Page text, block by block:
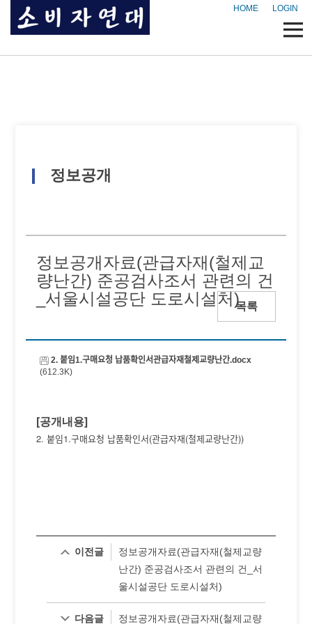
HOME LOGIN
정보공개
정보공개자료(관급자재(철제교
량난간) 준공검사조서 관련의 건
_서울시설공단 도로시설처)목록
2. 붙임1.구매요청 납품확인서관급자재철제교량난간.docx
(612.3K)
[공개내용]
2. 붙임1.구매요청 납품확인서(관급자재(철제교량난간))
이전글
정보공개자료(관급자재(철제교량
난간) 준공검사조서 관련의 건_서
울시설공단 도로시설처)
다음글 정보공개자료(관급자재(철제교량